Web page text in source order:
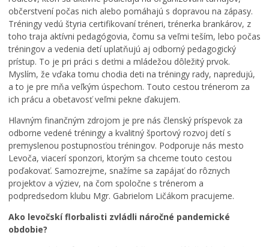
občerstvení počas nich alebo pomáhajú s dopravou na zápasy.
Tréningy vedú štyria certifikovaní tréneri, trénerka brankárov, z
toho traja aktívni pedagógovia, čomu sa veľmi teším, lebo počas
tréningov a vedenia detí uplatňujú aj odborný pedagogický
prístup. To je pri práci s deťmi a mládežou dôležitý prvok.
Myslím, že vďaka tomu chodia deti na tréningy rady, napredujú,
a to je pre mňa veľkým úspechom. Touto cestou trénerom za
ich prácu a obetavosť veľmi pekne ďakujem.
Hlavným finančným zdrojom je pre nás členský príspevok za
odborne vedené tréningy a kvalitný športový rozvoj detí s
premyslenou postupnosťou tréningov. Podporuje nás mesto
Levoča, viacerí sponzori, ktorým sa chceme touto cestou
poďakovať. Samozrejme, snažíme sa zapájať do rôznych
projektov a výziev, na čom spoločne s trénerom a
podpredsedom klubu Mgr. Gabrielom Ličákom pracujeme.
Ako levočskí florbalisti zvládli náročné pandemické
obdobie?
M
i
n
i
M
o
v
i
e
C
o
n